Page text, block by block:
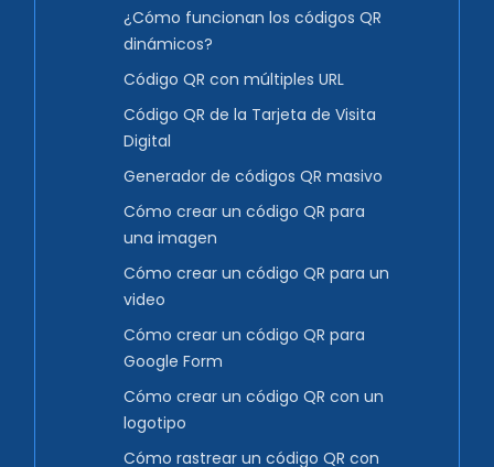
¿Cómo funcionan los códigos QR
dinámicos?
Código QR con múltiples URL
Código QR de la Tarjeta de Visita
Digital
Generador de códigos QR masivo
Cómo crear un código QR para
una imagen
Cómo crear un código QR para un
video
Cómo crear un código QR para
Google Form
Cómo crear un código QR con un
logotipo
Cómo rastrear un código QR con